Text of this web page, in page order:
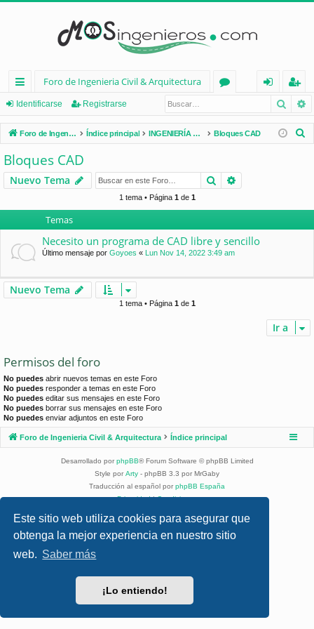
Este sitio web utiliza cookies para asegurar que
obtenga la mejor experiencia en nuestro sitio
web. Saber más
¡Lo entiendo!
nl
ac
es
rá
pi
d
os
Foro de Ingenieria Civil & Arquitectura
os
nt
ifi
e
eg
ist
ra
Identificarse Registrarse
Foro de Ingenieria Civil & Arquitectura Índice principal INGENIERÍA CIVIL (España) Bloques CAD
r
Bloques CAD
Nuevo Tema Buscar
1 tema • Página 1de 1
Temas
Necesito un programa de CAD libre y sencillo
Último mensaje por Goyoes « Lun Nov 14, 2022 3:49 am
Nuevo Tema
1 tema • Página 1de 1
Ir a
Permisos del foro
No puedes abrir nuevos temas en este Foro
No puedes responder a temas en este Foro
No puedes editar sus mensajes en este Foro
No puedes borrar sus mensajes en este Foro
No puedes enviar adjuntos en este Foro
Foro de Ingenieria Civil & Arquitectura Índice principal
Desarrollado por phpBB® Forum Software © phpBB Limited
Style por Arty - phpBB 3.3 por MrGaby
Traducción al español por phpBB España
Privacidad|Condiciones